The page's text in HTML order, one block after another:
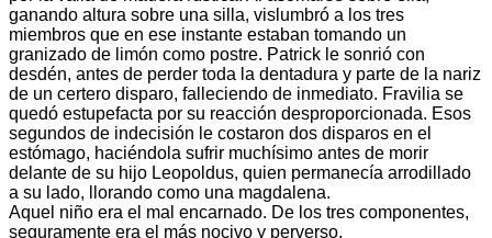
ganando altura sobre una silla, vislumbró a los tres
miembros que en ese instante estaban tomando un
granizado de limón como postre. Patrick le sonrió con
desdén, antes de perder toda la dentadura y parte de la nariz
de un certero disparo, falleciendo de inmediato. Fravilia se
quedó estupefacta por su reacción desproporcionada. Esos
segundos de indecisión le costaron dos disparos en el
estómago, haciéndola sufrir muchísimo antes de morir
delante de su hijo Leopoldus, quien permanecía arrodillado
a su lado, llorando como una magdalena.
Aquel niño era el mal encarnado. De los tres componentes,
seguramente era el más nocivo y perverso.